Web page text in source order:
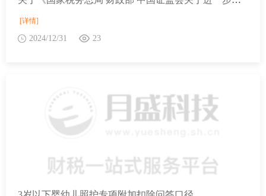
[详情]
2024/12/31 23